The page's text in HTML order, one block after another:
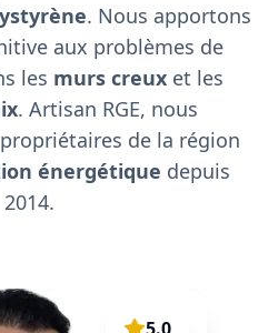
. Nous apportons
aux problèmes de
les murs creux et les
. Artisan RGE, nous
de la région
énergétique depuis
2014.